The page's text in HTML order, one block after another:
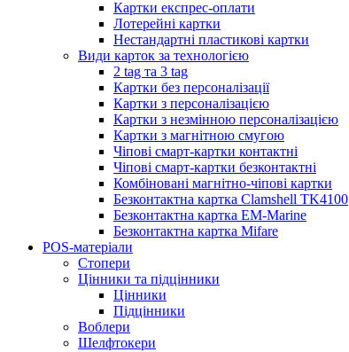
Картки експрес-оплати
Лотерейні картки
Нестандартні пластикові картки
Види карток за технологією
2 tag та 3 tag
Картки без персоналізації
Картки з персоналізацією
Картки з незмінною персоналізацією
Картки з магнітною смугою
Чіпові смарт-картки контактні
Чіпові смарт-картки безконтактні
Комбіновані магнітно-чіпові картки
Безконтактна картка Clamshell TK4100
Безконтактна картка EM-Marine
Безконтактна картка Mifare
POS-матеріали
Стопери
Цінники та підцінники
Цінники
Підцінники
Воблери
Шелфтокери